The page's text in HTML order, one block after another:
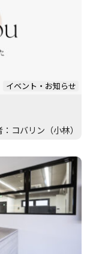
イベント・お知らせ
コバリン（小林）